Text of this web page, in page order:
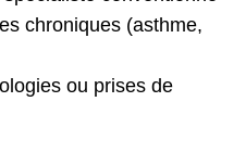
chroniques (asthme,
ou prises de